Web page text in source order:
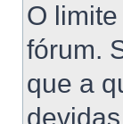
O
fórum.
que a